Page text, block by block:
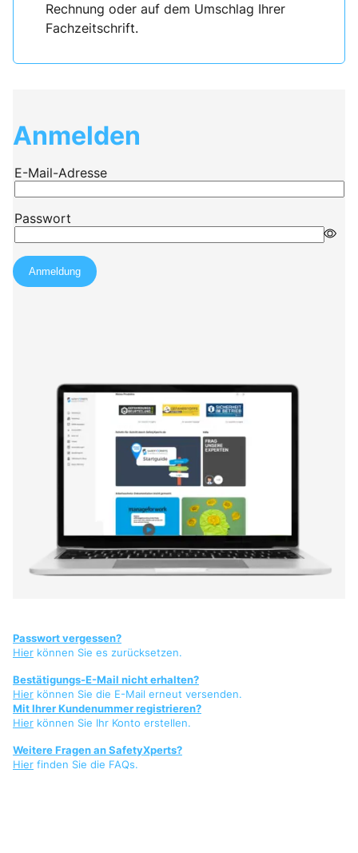
Rechnung oder auf dem Umschlag Ihrer
Fachzeitschrift.
Anmelden
Passwort vergessen?
Hier können Sie es zurücksetzen.
Bestätigungs-E-Mail nicht erhalten?
Hier können Sie die E-Mail erneut versenden.
Mit Ihrer Kundenummer registrieren?
Hier können Sie Ihr Konto erstellen.
Weitere Fragen an SafetyXperts?
Hier finden Sie die FAQs.